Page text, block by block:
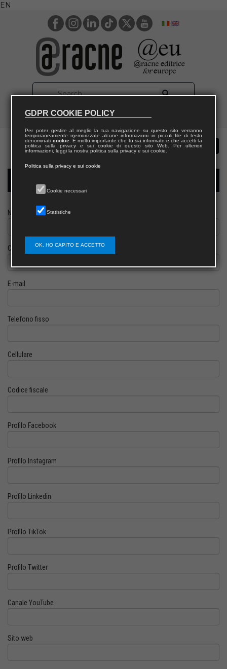
EN
Modulo richiesta saggio biblioteca
Nome
Cognome
E-mail
Telefono fisso
Cellulare
Codice fiscale
Profilo Facebook
Profilo Instagram
Profilo Linkedin
Profilo TikTok
Profilo Twitter
Canale YouTube
Sito web
GDPR COOKIE POLICY
Per poter gestire al meglio la tua navigazione su questo sito verranno
temporaneamente memorizzate alcune informazioni in piccoli file di testo
denominati cookie. È molto importante che tu sia informato e che accetti la
politica sulla privacy e sui cookie di questo sito Web. Per ulteriori
informazioni, leggi la nostra politica sulla privacy e sui cookie.
Politica sulla privacy e sui cookie
Cookie necessari
Statistiche
OK, HO CAPITO E ACCETTO